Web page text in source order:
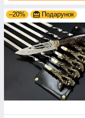
–20% Подарунок